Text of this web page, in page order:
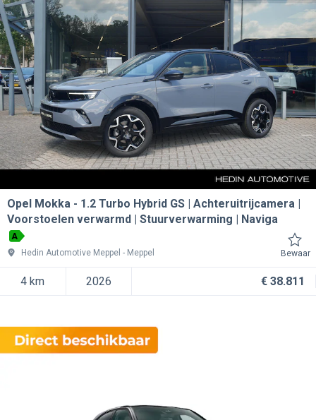
Opel Mokka
1.2 Turbo Hybrid GS | Achteruitrijcamera |
Voorstoelen verwarmd | Stuurverwarming | Naviga
A
Hedin Automotive Meppel
Meppel Bewaar
4 km 2026 € 38.811